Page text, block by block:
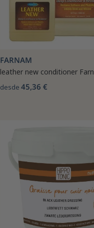
FARNAM
leather new conditioner
desde 45,36 €